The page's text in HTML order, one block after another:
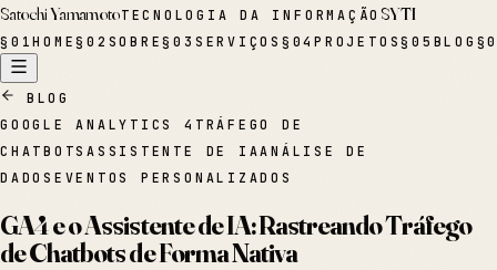
Satochi YamamotoTECNOLOGIA DA INFORMAÇÃOSYTI
§ 01HOME§02 SOBRE§03 SERVIÇOS § 04PROJETOS§05 BLOG §
BLOG
GOOGLE ANALYTICS 4 TRÁFEGO DE
CHATBOTSASSISTENTE DE IAANÁLISE DE
DADOS EVENTOS PERSONALIZADOS
GA4 e o Assistente de IA: Rastreando Tráfego
de Chatbots de Forma Nativa